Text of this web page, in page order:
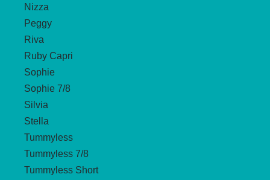
Nizza
Peggy
Riva
Ruby Capri
Sophie
Sophie 7/8
Silvia
Stella
Tummyless
Tummyless 7/8
Tummyless Short